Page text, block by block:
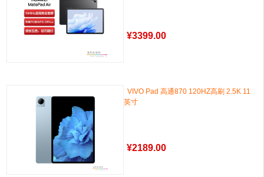
¥3399.00
VIVO Pad 高通870 120HZ高刷 2.5K 11
英寸
¥2189.00